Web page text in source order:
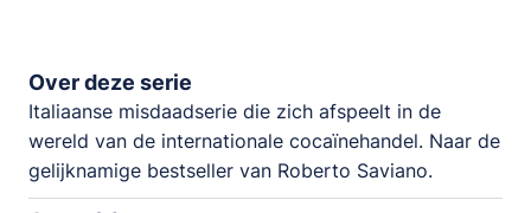
Over deze serie
Italiaanse misdaadserie die zich afspeelt in de
wereld van de internationale cocaïnehandel. Naar de
gelijknamige bestseller van Roberto Saviano.